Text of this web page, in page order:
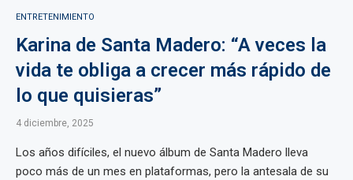
ENTRETENIMIENTO
Karina de Santa Madero: “A veces la
vida te obliga a crecer más rápido de
lo que quisieras”
4 diciembre, 2025
Los años difíciles, el nuevo álbum de Santa Madero lleva
poco más de un mes en plataformas, pero la antesala de su